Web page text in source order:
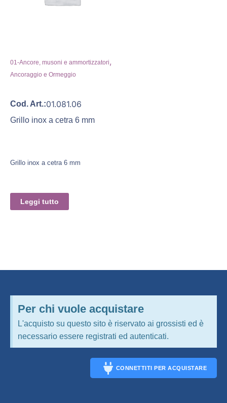
01-Ancore, musoni e ammortizzatori,
Ancoraggio e Ormeggio
Cod. Art.:01.081.06
Grillo inox a cetra 6 mm
Grillo inox a cetra 6 mm
Leggi tutto
Per chi vuole acquistare
L'acquisto su questo sito è riservato ai grossisti ed è
necessario essere registrati ed autenticati.
CONNETTITI PER ACQUISTARE